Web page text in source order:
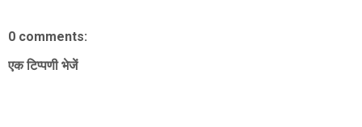
0 comments:
एक टिप्पणी भेजें